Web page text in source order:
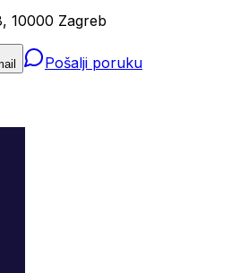
10000 Zagreb
Pošalji poruku